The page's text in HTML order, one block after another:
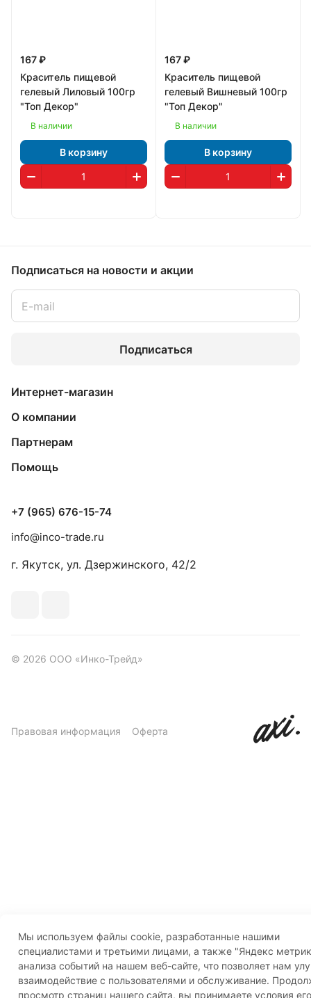
167 ₽
Краситель пищевой
гелевый Лиловый 100гр
"Топ Декор"
В наличии
В корзину
167 ₽
Краситель пищевой
гелевый Вишневый 100гр
"Топ Декор"
В наличии
В корзину
Подписаться на новости и акции
Подписаться
Интернет-магазин
О компании
Партнерам
Помощь
+7 (965) 676-15-74
info@inco-trade.ru
г. Якутск, ул. Дзержинского, 42/2
© 2026 ООО «Инко-Трейд»
Правовая информация Оферта
Мы используем файлы cookie, разработанные нашими
специалистами и третьими лицами, а также "Яндекс
анализа событий на нашем веб-сайте, что позволяет нам
взаимодействие с пользователями и обслуживание.
просмотр страниц нашего сайта, вы принимаете условия его